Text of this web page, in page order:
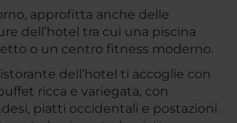
approfitta anche delle
dell’hotel tra cui una piscina
o un centro fitness moderno.
dell’hotel ti accoglie con
ricca e variegata, con
piatti occidentali e postazioni